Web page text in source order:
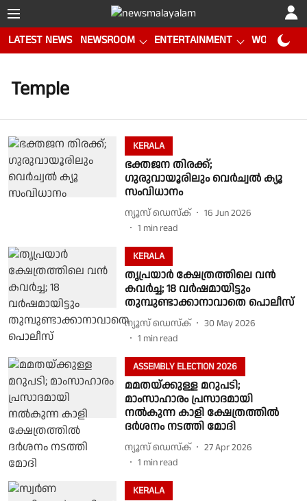
LATEST NEWS NEWSROOM ENTERTAINMENT WORLD CUP
Temple
KERALA
ഭക്തജന തിരക്ക്;
ഗുരുവായൂരിലും വെർച്വൽ ക്യൂ
സംവിധാനം
ന്യൂസ് ഡെസ്ക്
16 Jun 2026
1 min read
KERALA
തൃപ്രയാർ ക്ഷേത്രത്തിലെ വൻ
കവർച്ച; 18 വർഷമായിട്ടും
തുമ്പുണ്ടാക്കാനാവാതെ പൊലീസ്
ന്യൂസ് ഡെസ്ക്
30 May 2026
1 min read
ASSEMBLY ELECTION 2026
മമതയ്ക്കുള്ള മറുപടി;
മാംസാഹാരം പ്രസാദമായി
നൽകുന്ന കാളി ക്ഷേത്രത്തിൽ
ദർശനം നടത്തി മോദി
ന്യൂസ് ഡെസ്ക്
27 Apr 2026
1 min read
KERALA